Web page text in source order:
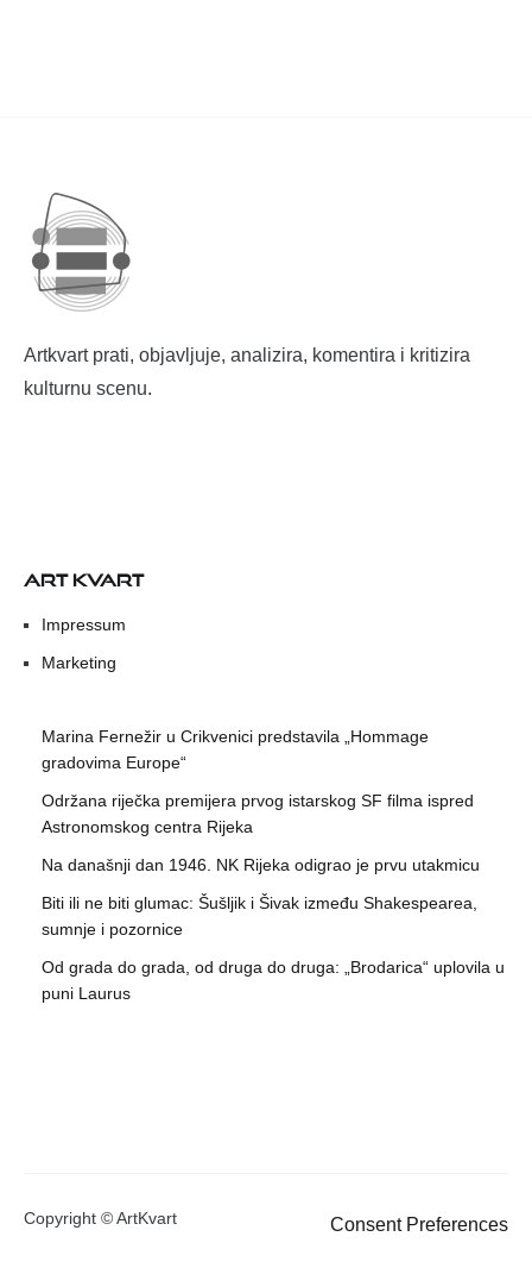
Artkvart prati, objavljuje, analizira, komentira i kritizira
kulturnu scenu.
ART KVART
Impressum
Marketing
Marina Fernežir u Crikvenici predstavila „Hommage
gradovima Europe“
Održana riječka premijera prvog istarskog SF filma ispred
Astronomskog centra Rijeka
Na današnji dan 1946. NK Rijeka odigrao je prvu utakmicu
Biti ili ne biti glumac: Šušljik i Šivak između Shakespearea,
sumnje i pozornice
Od grada do grada, od druga do druga: „Brodarica“ uplovila u
puni Laurus
Copyright © ArtKvart Consent Preferences